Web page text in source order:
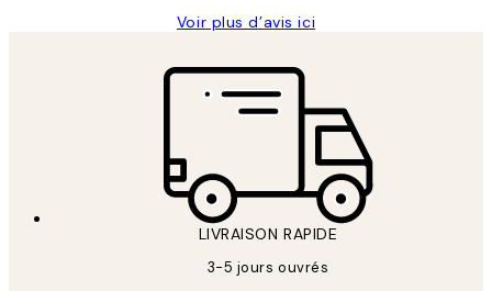
Voir plus d’avis ici
LIVRAISON RAPIDE
3-5 jours ouvrés